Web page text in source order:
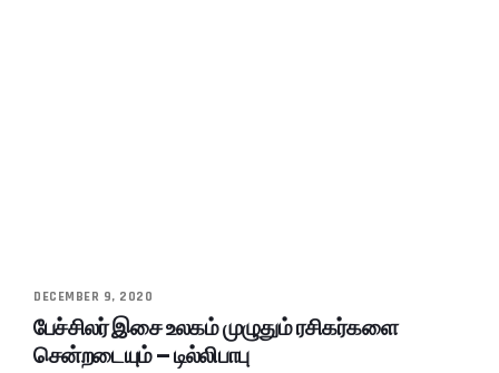
DECEMBER 9, 2020
பேச்சிலர் இசை உலகம் முழுதும் ரசிகர்களை
சென்றடையும் – டில்லிபாபு